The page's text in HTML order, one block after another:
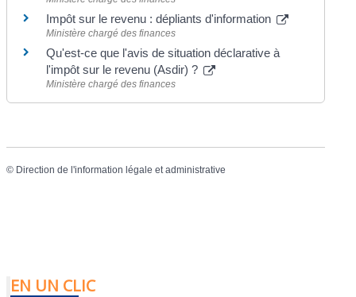
Impôt sur le revenu : dépliants d'information
Ministère chargé des finances
Qu'est-ce que l'avis de situation déclarative à
l'impôt sur le revenu (Asdir) ?
Ministère chargé des finances
© Direction de l'information légale et administrative
EN UN CLIC